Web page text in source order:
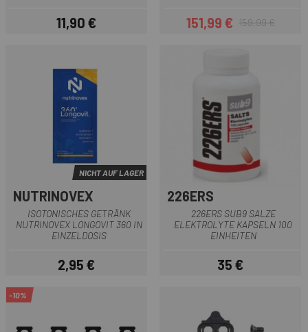
Preis
11,90 € Preis
151,99 €Regulärer Preis
159,99 €
NICHT AUF LAGER
NUTRINOVEX
ISOTONISCHES GETRÄNK
NUTRINOVEX LONGOVIT 360 IN
EINZELDOSIS
Preis
2,95 €
226ERS
226ERS SUB9 SALZE
ELEKTROLYTE KAPSELN 100
EINHEITEN
Preis
35 €
-10%